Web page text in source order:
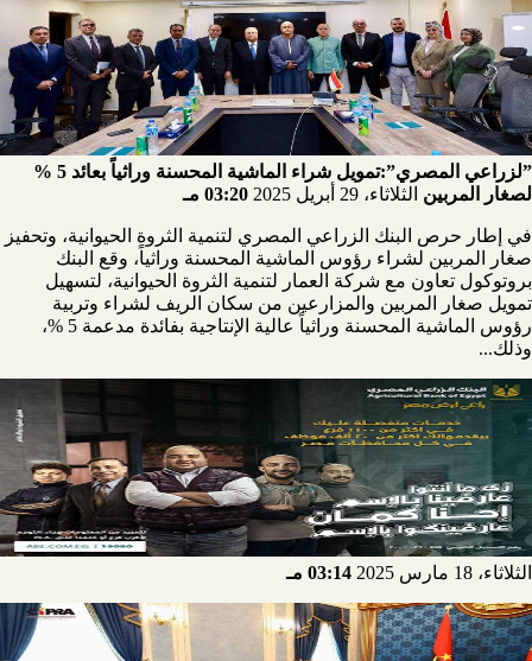
”لزراعي المصري”:تمويل شراء الماشية المحسنة وراثياً بعائد 5 %
لصغار المربين الثلاثاء، 29 أبريل 2025 03:20 مـ
في إطار حرص البنك الزراعي المصري لتنمية الثروة الحيوانية، وتحفيز
صغار المربين لشراء رؤوس الماشية المحسنة وراثياً، وقع البنك
بروتوكول تعاون مع شركة العمار لتنمية الثروة الحيوانية، لتسهيل
تمويل صغار المربين والمزارعين من سكان الريف لشراء وتربية
رؤوس الماشية المحسنة وراثياً عالية الإنتاجية بفائدة مدعمة 5 %،
وذلك...
الثلاثاء، 18 مارس 2025 03:14 مـ